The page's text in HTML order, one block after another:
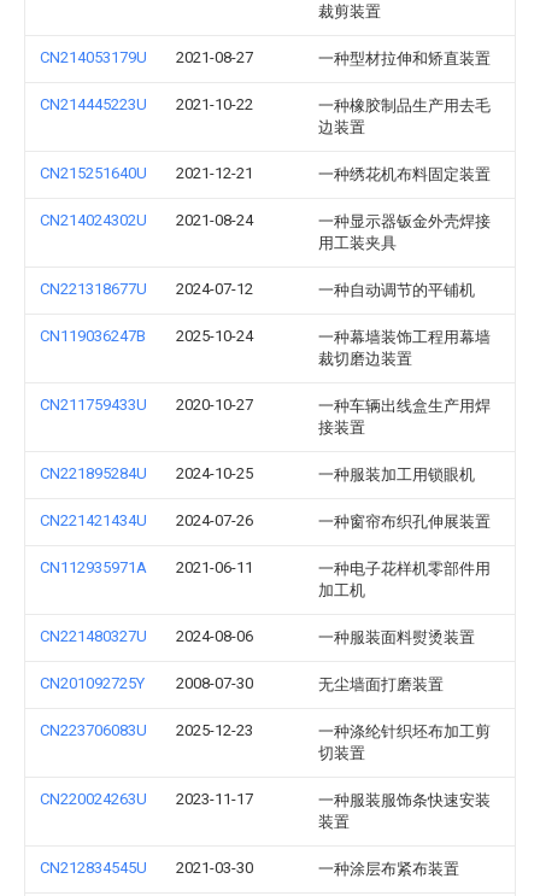
裁剪装置
CN214053179U 2021-08-27 一种型材拉伸和矫直装置
CN214445223U 2021-10-22
一种橡胶制品生产用去毛
边装置
CN215251640U 2021-12-21 一种绣花机布料固定装置
CN214024302U 2021-08-24
一种显示器钣金外壳焊接
用工装夹具
CN221318677U 2024-07-12 一种自动调节的平铺机
CN119036247B 2025-10-24
一种幕墙装饰工程用幕墙
裁切磨边装置
CN211759433U 2020-10-27
一种车辆出线盒生产用焊
接装置
CN221895284U 2024-10-25 一种服装加工用锁眼机
CN221421434U 2024-07-26 一种窗帘布织孔伸展装置
CN112935971A 2021-06-11
一种电子花样机零部件用
加工机
CN221480327U 2024-08-06 一种服装面料熨烫装置
CN201092725Y 2008-07-30 无尘墙面打磨装置
CN223706083U 2025-12-23
一种涤纶针织坯布加工剪
切装置
CN220024263U 2023-11-17
一种服装服饰条快速安装
装置
CN212834545U 2021-03-30 一种涂层布紧布装置